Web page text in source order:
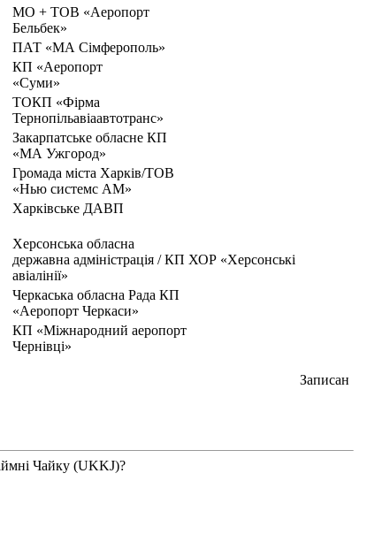
MO + TOB «Аеропорт
Бельбек»
ПАТ «МА Сімферополь»
КП «Аеропорт
«Суми»
ТОКП «Фірма
Тернопільавіаавтотранс»
Закарпатське обласне КП
«МА Ужгород»
Громада міста Харків/TOB
«Нью системс AM»
Харківське ДАВП
Херсонська обласна
державна адміністрація / КП ХОР «Херсонські
авіалінії»
Черкаська обласна Рада КП
«Аеропорт Черкаси»
КП «Міжнародний аеропорт
Чернівці»
Записан
Чайку (UKKJ)?